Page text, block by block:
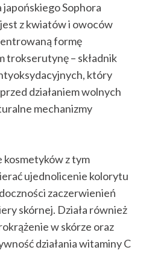
Sophora
z kwiatów i owoców
formę
trokserutynę – składnik
który
działaniem wolnych
mechanizmy
kosmetyków z tym
ujednolicenie kolorytu
zaczerwienień
skórnej. Działa również
w skórze oraz
działania witaminy C